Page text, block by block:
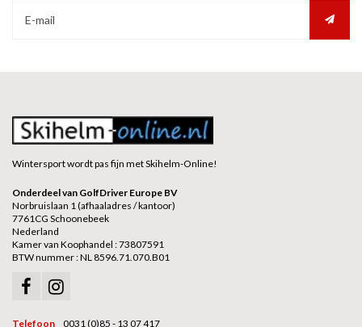
Wintersport wordt pas fijn met Skihelm-Online!
Onderdeel van GolfDriver Europe BV
Norbruislaan 1 (afhaaladres / kantoor)
7761CG Schoonebeek
Nederland
Kamer van Koophandel : 73807591
BTW nummer : NL 8596.71.070.B01
Telefoon 0031 (0)85 - 13 07 417